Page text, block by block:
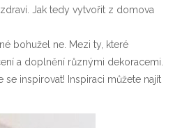
Jak tedy vytvořit z domova
bohužel ne. Mezi ty, které
a doplnění různými dekoracemi.
inspirovat! Inspiraci můžete najít